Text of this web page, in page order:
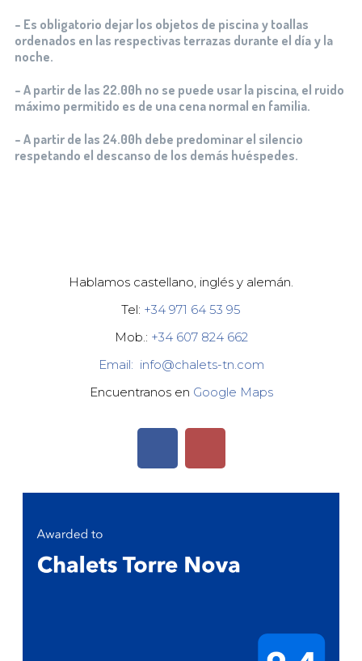
– Es obligatorio dejar los objetos de piscina y toallas
ordenados en las respectivas terrazas durante el día y la
noche.
– A partir de las 22.00h no se puede usar la piscina, el ruido
máximo permitido es de una cena normal en familia.
– A partir de las 24.00h debe predominar el silencio
respetando el descanso de los demás huéspedes.
Hablamos castellano, inglés y alemán.
Tel: +34 971 64 53 95
Mob.: +34 607 824 662
Email: info@chalets-tn.com
Encuentranos en Google Maps